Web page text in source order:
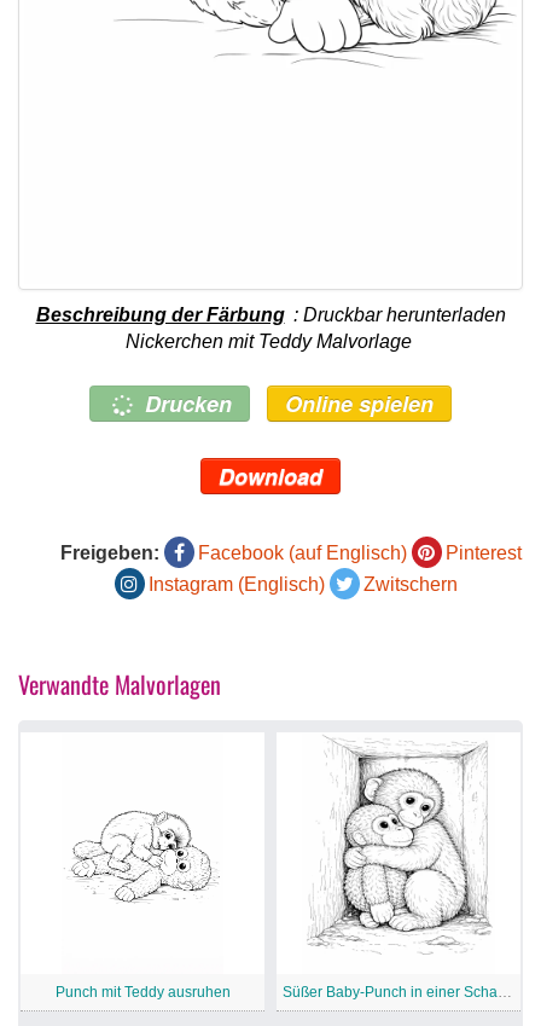
Beschreibung der Färbung : Druckbar herunterladen
Nickerchen mit Teddy Malvorlage
Drucken Online spielen
Download
Freigeben: Facebook (auf Englisch)
Pinterest
Instagram (Englisch)
Zwitschern
Verwandte Malvorlagen
Punch mit Teddy ausruhen Süßer Baby-Punch in einer Schachtel